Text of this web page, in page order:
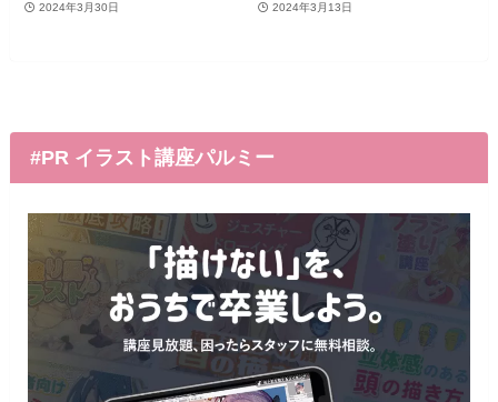
2024年3月30日 2024年3月13日
#PR イラスト講座パルミー